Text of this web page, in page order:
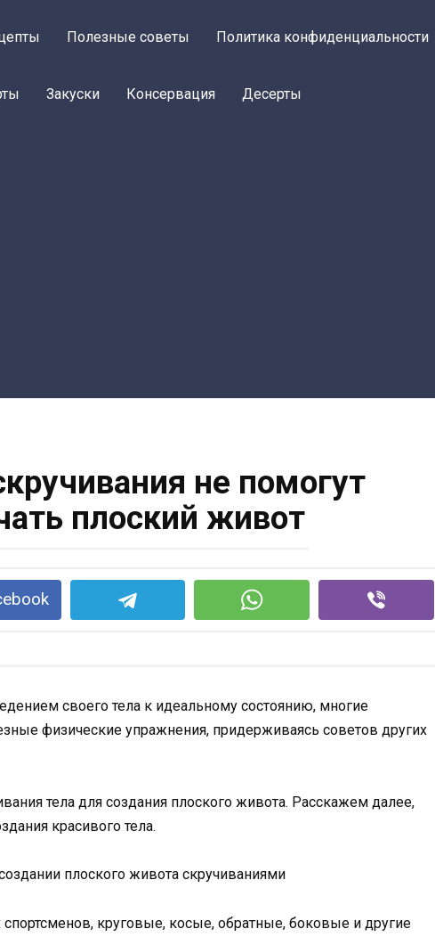
Полезные советы Политика конфиденциальности
Закуски Консервация Десерты
не помогут
плоский живот
своего тела к идеальному состоянию, многие
физические упражнения, придерживаясь советов других
тела для создания плоского живота. Расскажем далее,
красивого тела.
плоского живота скручиваниями
круговые, косые, обратные, боковые и другие